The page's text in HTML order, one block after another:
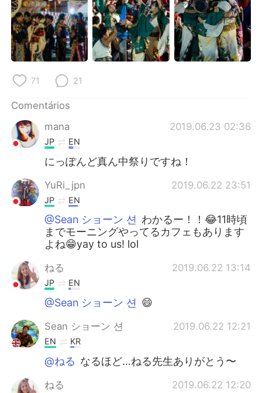
71 21
Comentários
mana
2019.06.23 02:36
JP EN
にっぽんど真ん中祭りですね！
YuRi_jpn 2019.06.22 23:51
JP EN
@Sean ショーン 션 わかるー！！😂11時頃
までモーニングやってるカフェもあります
よね😁yay to us! lol
ねる 2019.06.22 13:14
JP EN
@Sean ショーン 션 😄
Sean ショーン 션 2019.06.22 12:21
EN KR
@ねる なるほど…ねる先生ありがとう〜
ねる 2019.06.22 12:20